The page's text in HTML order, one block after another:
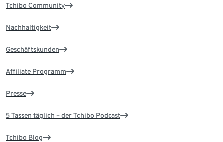
Tchibo Community
Nachhaltigkeit
Geschäftskunden
Affiliate Programm
Presse
5 Tassen täglich – der Tchibo Podcast
Tchibo Blog